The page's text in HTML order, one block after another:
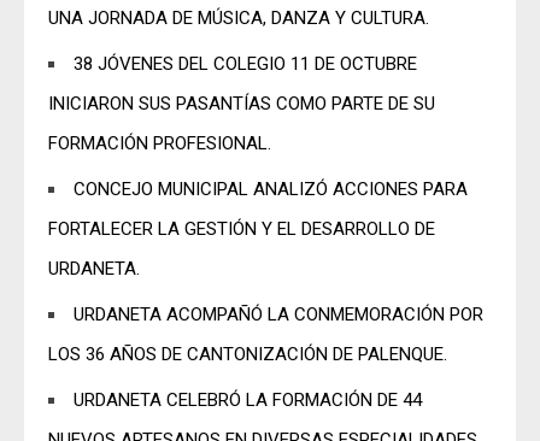
UNA JORNADA DE MÚSICA, DANZA Y CULTURA.
38 JÓVENES DEL COLEGIO 11 DE OCTUBRE
INICIARON SUS PASANTÍAS COMO PARTE DE SU
FORMACIÓN PROFESIONAL.
CONCEJO MUNICIPAL ANALIZÓ ACCIONES PARA
FORTALECER LA GESTIÓN Y EL DESARROLLO DE
URDANETA.
URDANETA ACOMPAÑÓ LA CONMEMORACIÓN POR
LOS 36 AÑOS DE CANTONIZACIÓN DE PALENQUE.
URDANETA CELEBRÓ LA FORMACIÓN DE 44